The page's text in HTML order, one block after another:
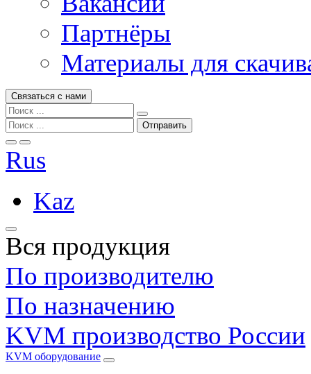
Партнёры
Материалы для
Связаться с нами
Rus
Kaz
Вся продукция
По производителю
По назначению
KVM производство России
KVM оборудование